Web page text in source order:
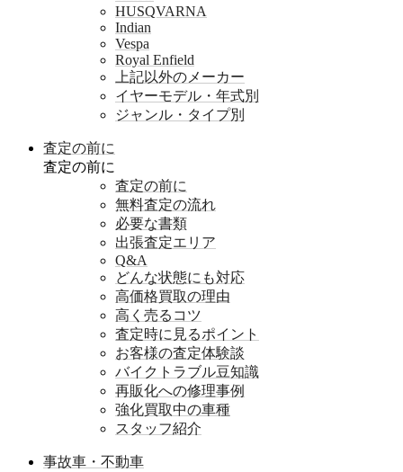
HUSQVARNA
Indian
Vespa
Royal Enfield
上記以外のメーカー
イヤーモデル・年式別
ジャンル・タイプ別
査定の前に
査定の前に
査定の前に
無料査定の流れ
必要な書類
出張査定エリア
Q&A
どんな状態にも対応
高価格買取の理由
高く売るコツ
査定時に見るポイント
お客様の査定体験談
バイクトラブル豆知識
再販化への修理事例
強化買取中の車種
スタッフ紹介
事故車・不動車